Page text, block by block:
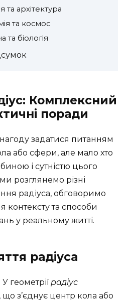
та архітектура
та космос
та біологія
Комплексний
поради
задатися питанням
або сфери, але мало хто
і сутністю цього
розглянемо різні
радіуса, обговоримо
контексту та способи
у реальному житті.
радіуса
геометрії радіус
що з’єднує центр кола або